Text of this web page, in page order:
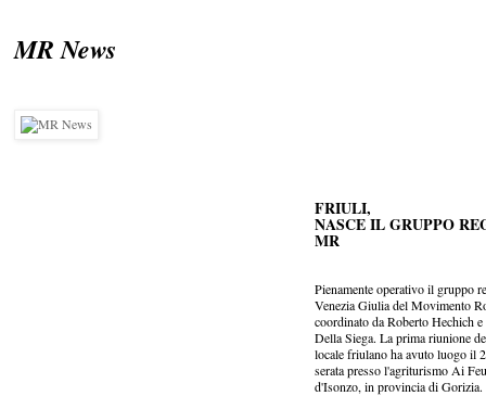
MR News
FRIULI,
NASCE IL GRUPPO
MR
Pienamente operativo il gruppo
Venezia Giulia del Movimento
coordinato da Roberto Hechich
Della Siega. La prima riunione
locale friulano ha avuto luogo il
serata presso l'agriturismo Ai
d'Isonzo, in provincia di Gorizia.